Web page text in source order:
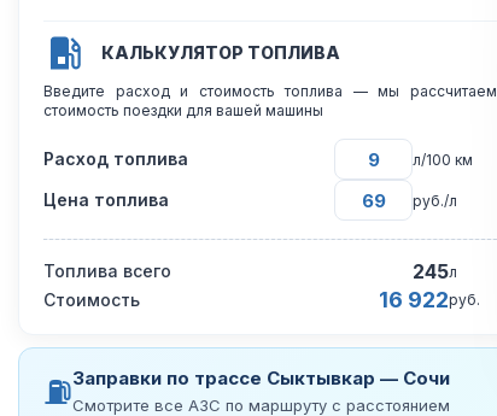
КАЛЬКУЛЯТОР ТОПЛИВА
Введите расход и стоимость топлива — мы рассчитаем
стоимость поездки для вашей машины
Расход топлива л/100 км
Цена топлива руб./л
Топлива всего 245л
Стоимость 16 922руб.
⛽Заправки по трассе Сыктывкар — Сочи
Смотрите все АЗС по маршруту с расстоянием